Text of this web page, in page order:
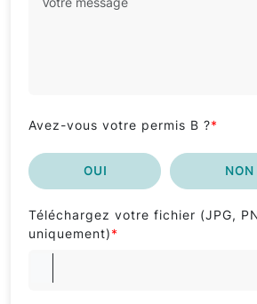
Avez-vous votre permis B ?*
OUI NON
Téléchargez votre fichier (JPG,
uniquement)*